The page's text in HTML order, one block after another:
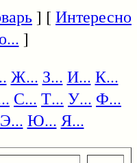
] [Интересно
]
Ж... З... И... К...
С... Т... У... Ф...
Э... Ю... Я...